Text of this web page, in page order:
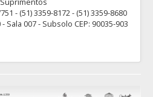
- (51) 3359-8172 - (51) 3359-8680
Sala 007 - Subsolo CEP: 90035-903